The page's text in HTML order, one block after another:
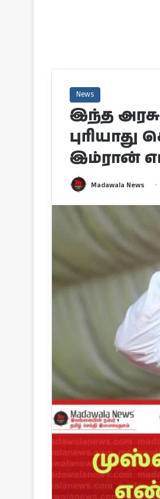
News
இந்த
இம்ரான்
Madawala News